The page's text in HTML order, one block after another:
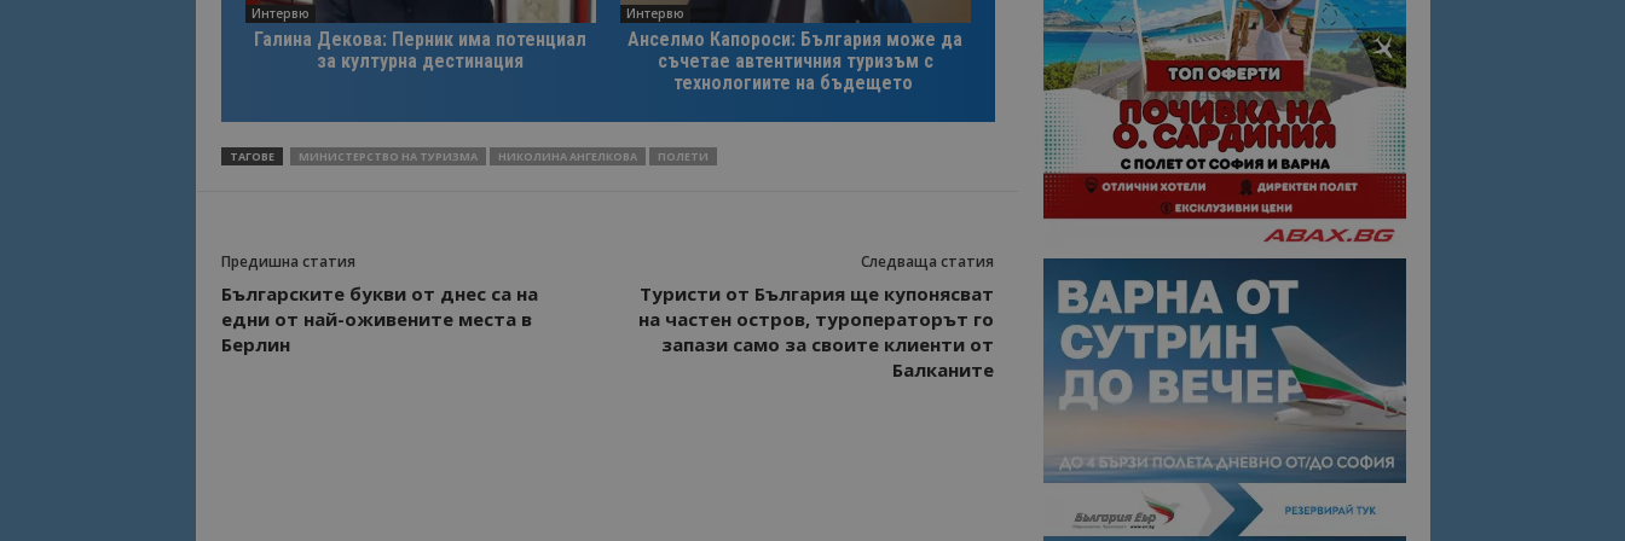
Интервю
Галина Декова: Перник има потенциал
за културна дестинация
Интервю
Анселмо Капороси: България може да
съчетае автентичния туризъм с
технологиите на бъдещето
ТАГОВЕ МИНИСТЕРСТВО НА ТУРИЗМА НИКОЛИНА АНГЕЛКОВА ПОЛЕТИ
Предишна статия
Българските букви от днес са на
едни от най-оживените места в
Берлин
Следваща статия
Туристи от България ще купонясват
на частен остров, туроператорът го
запази само за своите клиенти от
Балканите